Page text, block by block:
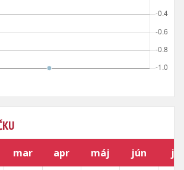
mar apr máj jún
júl